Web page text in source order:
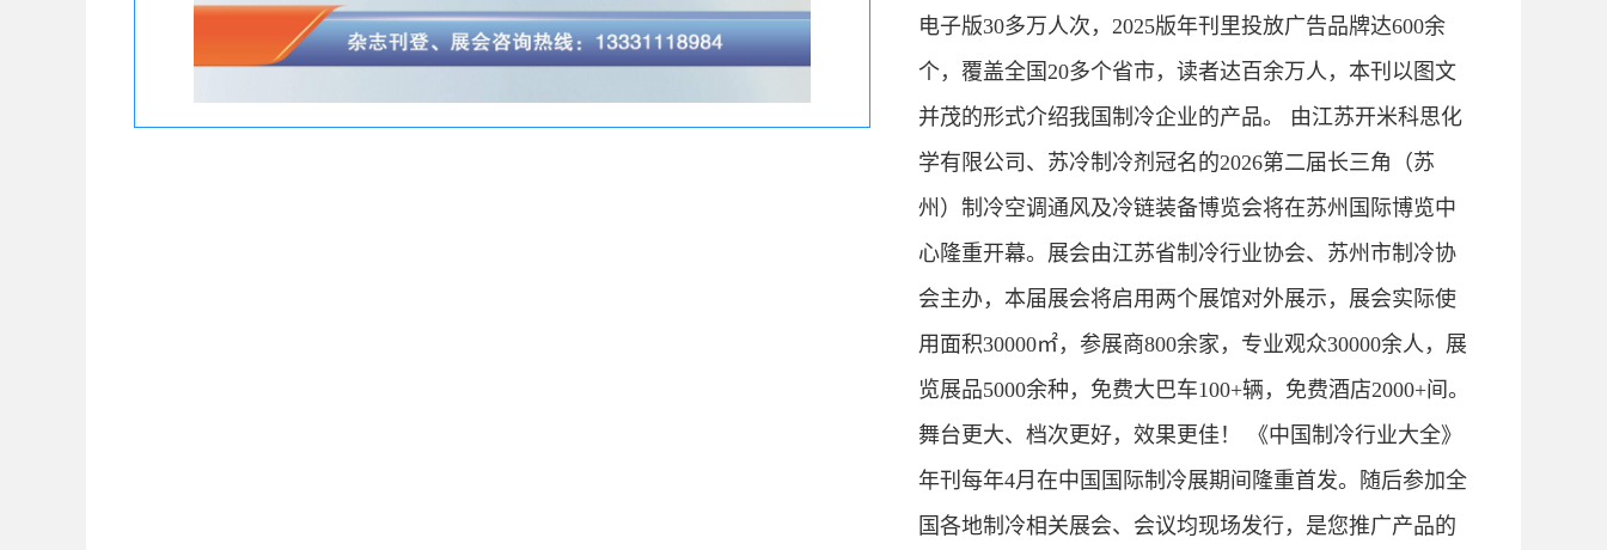
电子版30多万人次，2025版年刊里投放广告品牌达600余
个，覆盖全国20多个省市，读者达百余万人，本刊以图文
并茂的形式介绍我国制冷企业的产品。 由江苏开米科思化
学有限公司、苏冷制冷剂冠名的2026第二届长三角（苏
州）制冷空调通风及冷链装备博览会将在苏州国际博览中
心隆重开幕。展会由江苏省制冷行业协会、苏州市制冷协
会主办，本届展会将启用两个展馆对外展示，展会实际使
用面积30000㎡，参展商800余家，专业观众30000余人，展
览展品5000余种，免费大巴车100+辆，免费酒店2000+间。
舞台更大、档次更好，效果更佳！ 《中国制冷行业大全》
年刊每年4月在中国国际制冷展期间隆重首发。随后参加全
国各地制冷相关展会、会议均现场发行，是您推广产品的